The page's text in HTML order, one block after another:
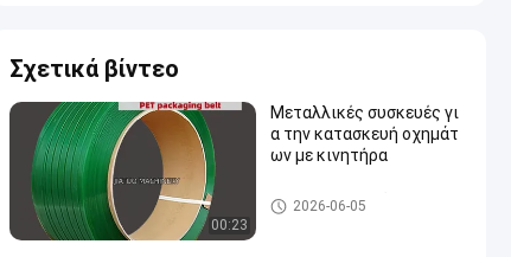
Σχετικά βίντεο
00:23
Μεταλλικές συσκευές γι
α την κατασκευή οχημάτ
ων με κινητήρα
PET που συσκευάζει το λουρ
ί
2026-06-05